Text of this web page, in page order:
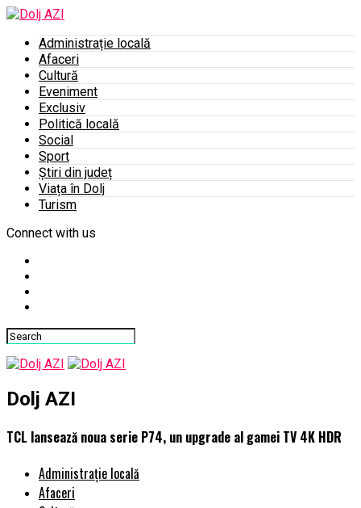
Administrație locală
Afaceri
Cultură
Eveniment
Exclusiv
Politică locală
Social
Sport
Știri din județ
Viața în Dolj
Turism
Connect with us
Dolj AZI
TCL lansează noua serie P74, un upgrade al gamei TV 4K HDR
Administrație locală
Afaceri